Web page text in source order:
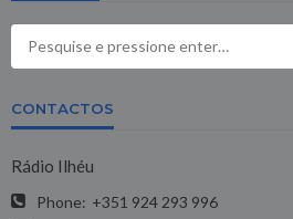
CONTACTOS
Rádio Ilhéu
Phone: +351 924 293 996